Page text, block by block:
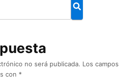
no será publicada. Los campos
con *